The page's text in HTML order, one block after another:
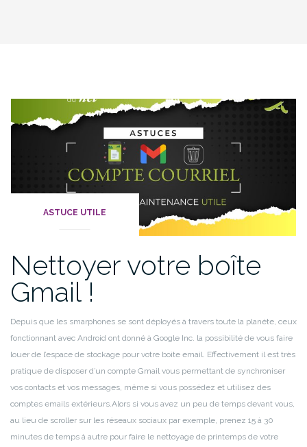
ASTUCE UTILE
Nettoyer votre boîte
Gmail !
Depuis que les smarphones se sont déployés à travers toute la planète, ceux
fonctionnant avec Android ont donné à Google Inc. la possibilité de vous faire
louer de l’espace de stockage pour votre boite email. Effectivement il est très
pratique de disposer d’un compte Gmail vous permettant de synchroniser
vos contacts et vos messages, même si vous possédez et utilisez des
comptes emails extérieurs. Alors si vous avez un peu de temps devant vous,
au lieu de scroller sur les réseaux sociaux par exemple, prenez 15 à 30
minutes de temps à autre pour faire le nettoyage de printemps de votre